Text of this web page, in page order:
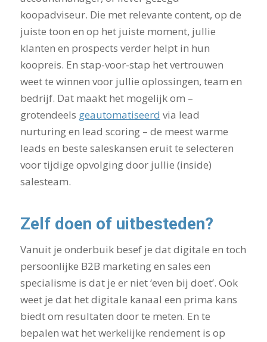
koopadviseur. Die met relevante content, op de
juiste toon en op het juiste moment, jullie
klanten en prospects verder helpt in hun
koopreis. En stap-voor-stap het vertrouwen
weet te winnen voor jullie oplossingen, team en
bedrijf. Dat maakt het mogelijk om –
grotendeels geautomatiseerd via lead
nurturing en lead scoring – de meest warme
leads en beste saleskansen eruit te selecteren
voor tijdige opvolging door jullie (inside)
salesteam.
Zelf doen of uitbesteden?
Vanuit je onderbuik besef je dat digitale en toch
persoonlijke B2B marketing en sales een
specialisme is dat je er niet ‘even bij doet’. Ook
weet je dat het digitale kanaal een prima kans
biedt om resultaten door te meten. En te
bepalen wat het werkelijke rendement is op